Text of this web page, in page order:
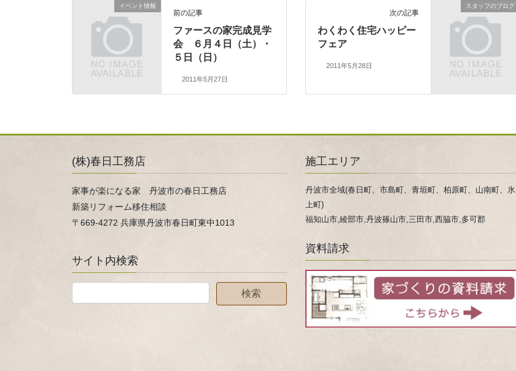
イベント情報
前の記事
ファースの家完成見学
会 ６月４日（土）・
５日（日）
2011年5月27日
スタッフのブログ
次の記事
わくわく住宅ハッピー
フェア
2011年5月28日
(株)春日工務店
家事が楽になる家 丹波市の春日工務店
新築リフォーム移住相談
〒669-4272 兵庫県丹波市春日町東中1013
サイト内検索
施工エリア
丹波市全域(春日町、市島町、青垣町、柏原町、山南町、氷
上町)
福知山市,綾部市,丹波篠山市,三田市,西脇市,多可郡
資料請求